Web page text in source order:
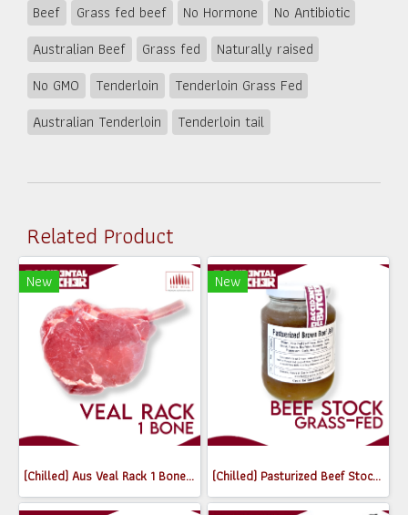
Beef Grass fed beef No Hormone
No Antibiotic
Australian Beef
Grass fed
Naturally raised
No GMO
Tenderloin
Tenderloin Grass Fed
Australian Tenderloin
Tenderloin tail
Related Product
New
(Chilled) Aus Veal Rack 1 Bone (300-350 g.)
New
(Chilled) Pasturized Beef Stock (300ml) (Jar)